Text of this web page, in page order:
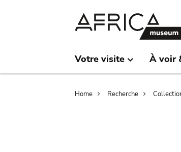
Votre visite À voir
Breadcrumb
Home Recherche